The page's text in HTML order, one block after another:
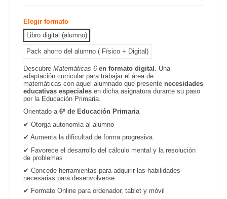
Elegir formato
Libro digital (alumno)
Pack ahorro del alumno ( Físico + Digital)
DescubreMatemáticas 6 en formato digital . Una
adaptación curricular para trabajar el área de
matemáticas con aquel alumnado que presente necesidades
educativas especiales en dicha asignatura durante su paso
por la Educación Primaria.
Orientado a6º de Educación Primaria
✔ Otorga autonomía al alumno
✔ Aumenta la dificultad de forma progresiva
✔ Favorece el desarrollo del cálculo mental y la resolución
de problemas
✔ Concede herramientas para adquirir las habilidades
necesarias para desenvolverse
✔ Formato Online para ordenador, tablet y móvil